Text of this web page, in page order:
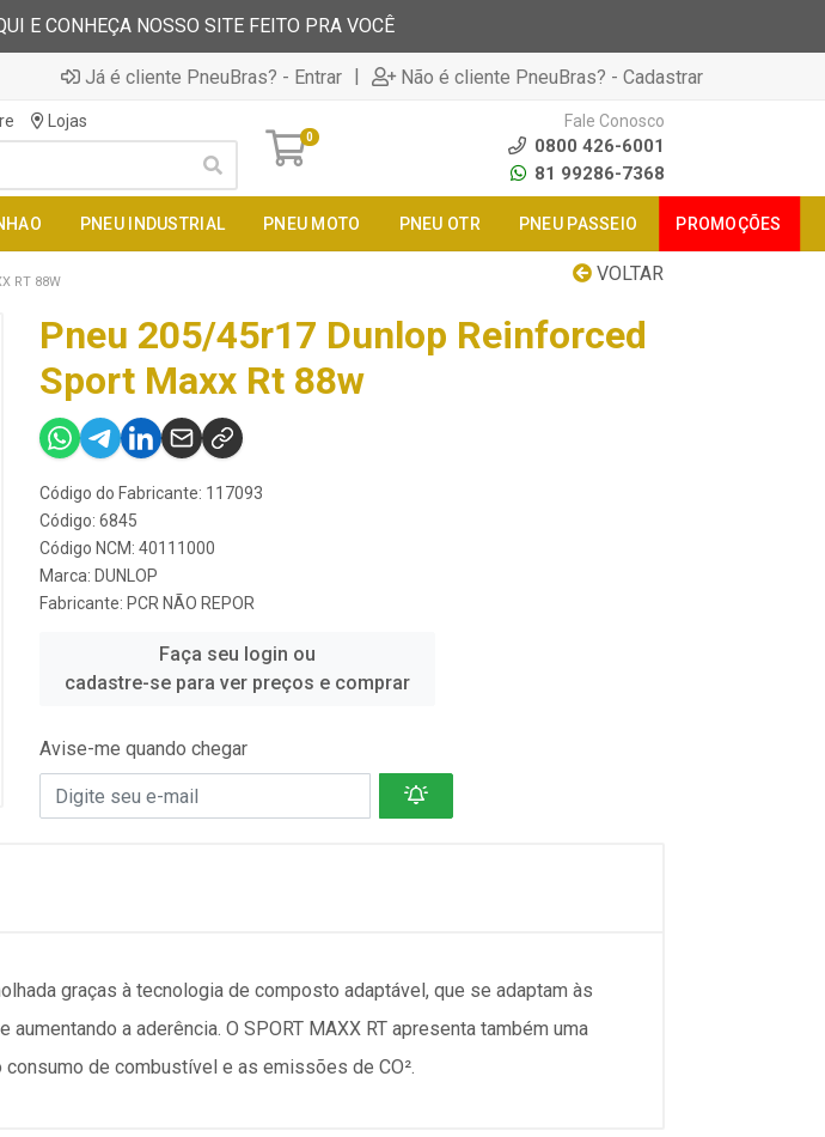
E CONHEÇA NOSSO SITE FEITO PRA VOCÊ
Já é cliente PneuBras? - Entrar | Não é cliente PneuBras? - Cadastrar
Lojas
0
Fale Conosco
0800 426-6001
81 99286-7368
PNEU INDUSTRIAL PNEU MOTO PNEU OTR PNEU PASSEIO PROMOÇÕES
VOLTAR
RT 88W
Pneu 205/45r17 Dunlop Reinforced
Sport Maxx Rt 88w
Código do Fabricante: 117093
Código: 6845
Código NCM: 40111000
Marca: DUNLOP
Fabricante: PCR NÃO REPOR
Faça seu login ou
cadastre-se para ver preços e comprar
Avise-me quando chegar
graças à tecnologia de composto adaptável, que se adaptam às
a aderência. O SPORT MAXX RT apresenta também uma
de combustível e as emissões de CO².